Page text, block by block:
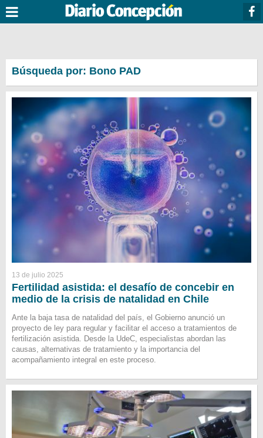
Búsqueda por: Bono PAD
13 de julio 2025
Fertilidad asistida: el desafío de concebir en
medio de la crisis de natalidad en Chile
Ante la baja tasa de natalidad del país, el Gobierno anunció un
proyecto de ley para regular y facilitar el acceso a tratamientos de
fertilización asistida. Desde la UdeC, especialistas abordan las
causas, alternativas de tratamiento y la importancia del
acompañamiento integral en este proceso.